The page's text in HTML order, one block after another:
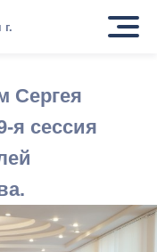
Сергея
я сессия